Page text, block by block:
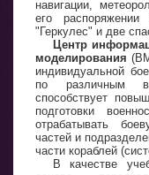
навигации,
его распоряжении
"Геркулес" и две
Центр
моделирования
индивидуальной
по различным
способствует
подготовки
отрабатывать
частей и
части кораблей
В качестве